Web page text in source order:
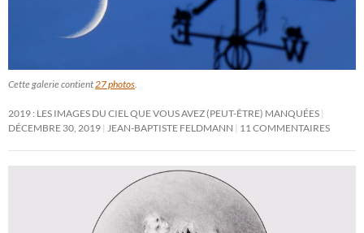
Cette galerie contient 27 photos
2019 : LES IMAGES DU CIEL QUE VOUS AVEZ (PEUT-ÊTRE) MANQUÉES
DÉCEMBRE 30, 2019
JEAN-BAPTISTE FELDMANN 11 COMMENTAIRES